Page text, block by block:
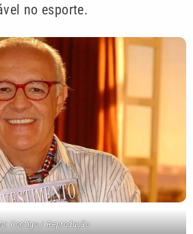
no esporte.
Contigo / Reprodução